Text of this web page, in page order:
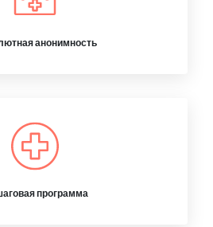
анонимность
программа